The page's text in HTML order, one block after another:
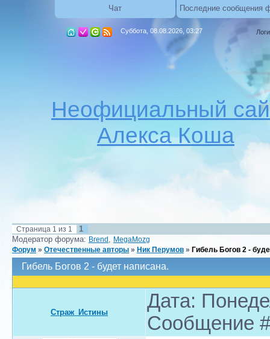
Чат Последние сообщения
Суббота, 08.08.2026, 03:27
Неофициальный
Алекса Коша
Страница 1 из 1
1
Модератор форума: Brend , MegaMozg
Форум » Отечественные авторы » Ник Перумов » Гибель Богов 2 -
Гибель Богов 2 - будет написана.
Страж_Истины
Дата:
Сообщение